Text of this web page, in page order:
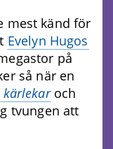
mest känd för
Evelyn Hugos
på
så när en
kärlekaroch
tvungen att